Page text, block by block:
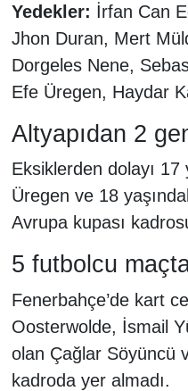
Yedekler: İrfan Can
Jhon Duran, Mert
Dorgeles Nene,
Efe Üregen, Haydar
Altyapıdan 2
Eksiklerden dolayı 17
Üregen ve 18
Avrupa kupası
5 futbolcu
Fenerbahçe’de kart
Oosterwolde, İsmail
olan Çağlar Söyüncü
kadroda yer almadı.